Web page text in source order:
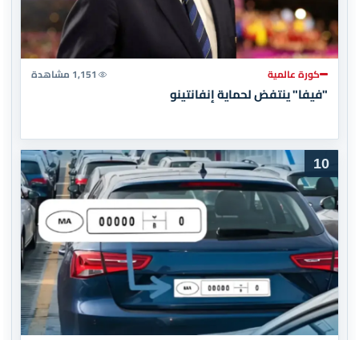
كورة عالمية 1,151 مشاهدة
"فيفا" ينتفض لحماية إنفانتينو
10